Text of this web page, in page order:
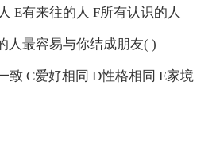
E有来往的人 F所有认识的人
人最容易与你结成朋友( )
致 C爱好相同 D性格相同 E家境